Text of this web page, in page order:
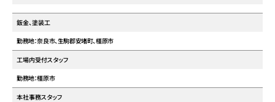
鈑金、塗装工
勤務地：奈良市、生駒郡安堵町、橿原市
工場内受付スタッフ
勤務地：橿原市
本社事務スタッフ